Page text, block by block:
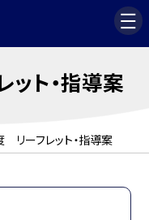
ット・指導案
リーフレット・指導案